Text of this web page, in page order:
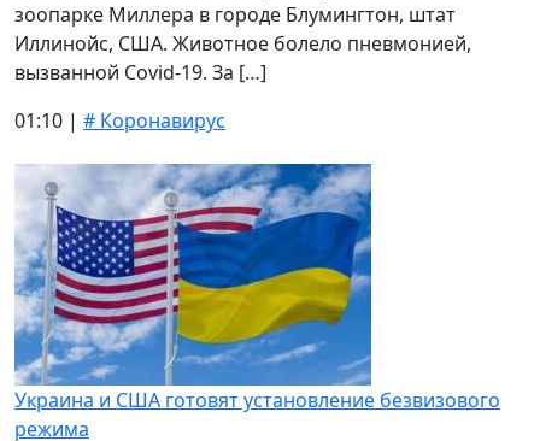
зоопарке Миллера в городе Блумингтон, штат
Иллинойс, США. Животное болело пневмонией,
вызванной Covid-19. За […]
01:10 | # Коронавирус
Украина и США готовят установление безвизового
режима